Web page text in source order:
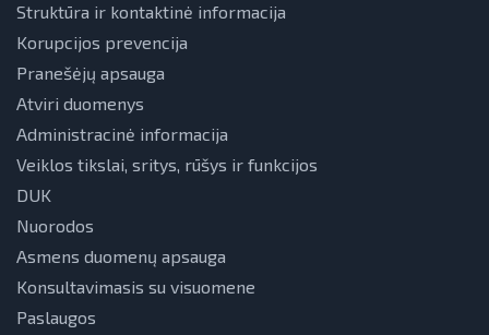
Struktūra ir kontaktinė informacija
Korupcijos prevencija
Pranešėjų apsauga
Atviri duomenys
Administracinė informacija
Veiklos tikslai, sritys, rūšys ir funkcijos
DUK
Nuorodos
Asmens duomenų apsauga
Konsultavimasis su visuomene
Paslaugos